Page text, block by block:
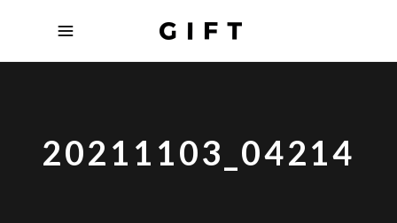
20211103_04214